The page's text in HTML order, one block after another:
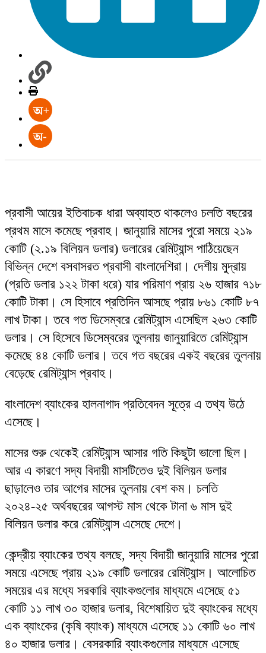
প্রবাসী আয়ের ইতিবাচক ধারা অব্যাহত থাকলেও চলতি বছরের
প্রথম মাসে কমেছে প্রবাহ। জানুয়ারি মাসের পুরো সময়ে ২১৯
কোটি (২.১৯ বিলিয়ন ডলার) ডলারের রেমিট্যান্স পাঠিয়েছেন
বিভিন্ন দেশে বসবাসরত প্রবাসী বাংলাদেশিরা। দেশীয় মুদ্রায়
(প্রতি ডলার ১২২ টাকা ধরে) যার পরিমাণ প্রায় ২৬ হাজার ৭১৮
কোটি টাকা। সে হিসাবে প্রতিদিন আসছে প্রায় ৮৬১ কোটি ৮৭
লাখ টাকা। তবে গত ডিসেম্বরে রেমিট্যান্স এসেছিল ২৬৩ কোটি
ডলার। সে হিসেবে ডিসেম্বরের তুলনায় জানুয়ারিতে রেমিট্যান্স
কমেছে ৪৪ কোটি ডলার। তবে গত বছরের একই বছরের তুলনায়
বেড়েছে রেমিট্যান্স প্রবাহ।
বাংলাদেশ ব্যাংকের হালনাগাদ প্রতিবেদন সূত্রে এ তথ্য উঠে
এসেছে।
মাসের শুরু থেকেই রেমিট্যান্স আসার গতি কিছুটা ভালো ছিল।
আর এ কারণে সদ্য বিদায়ী মাসটিতেও দুই বিলিয়ন ডলার
ছাড়ালেও তার আগের মাসের তুলনায় বেশ কম। চলতি
২০২৪-২৫ অর্থবছরের আগস্ট মাস থেকে টানা ৬ মাস দুই
বিলিয়ন ডলার করে রেমিট্যান্স এসেছে দেশে।
কেন্দ্রীয় ব্যাংকের তথ্য বলছে, সদ্য বিদায়ী জানুয়ারি মাসের পুরো
সময়ে এসেছে প্রায় ২১৯ কোটি ডলারের রেমিট্যান্স। আলোচিত
সময়ের এর মধ্যে সরকারি ব্যাংকগুলোর মাধ্যমে এসেছে ৫১
কোটি ১১ লাখ ৩০ হাজার ডলার, বিশেষায়িত দুই ব্যাংকের মধ্যে
এক ব্যাংকের (কৃষি ব্যাংক) মাধ্যমে এসেছে ১১ কোটি ৬০ লাখ
৪০ হাজার ডলার। বেসরকারি ব্যাংকগুলোর মাধ্যমে এসেছে